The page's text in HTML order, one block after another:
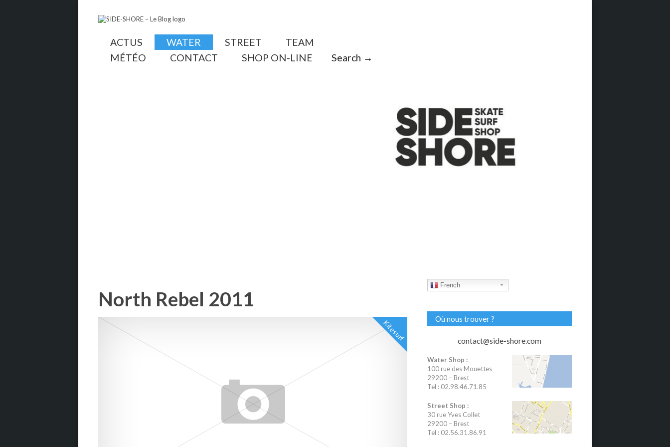
ACTUS WATER STREET
TEAM
MÉTÉO
CONTACT SHOP ON-LINE Search →
North Rebel 2011
Kitesurf
French
Où nous trouver ?
contact@side-shore.com
Water Shop :
100 rue des Mouettes
29200 – Brest
Tel : 02.98.46.71.85
Street Shop :
30 rue Yves Collet
29200 – Brest
Tel : 02.56.31.86.91